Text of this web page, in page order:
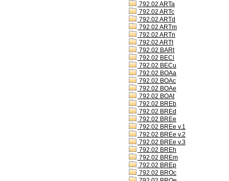
792.02 ARTa
792.02 ARTc
792.02 ARTd
792.02 ARTm
792.02 ARTn
792.02 ARTt
792.02 BARt
792.02 BECl
792.02 BECu
792.02 BOAa
792.02 BOAc
792.02 BOAe
792.02 BOAt
792.02 BREb
792.02 BREd
792.02 BREe
792.02 BREe v.1
792.02 BREe v.2
792.02 BREe v.3
792.02 BREh
792.02 BREm
792.02 BREp
792.02 BROc